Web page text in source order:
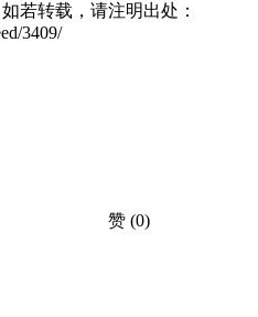
若转载，请注明出处：
3409/
赞 (0)